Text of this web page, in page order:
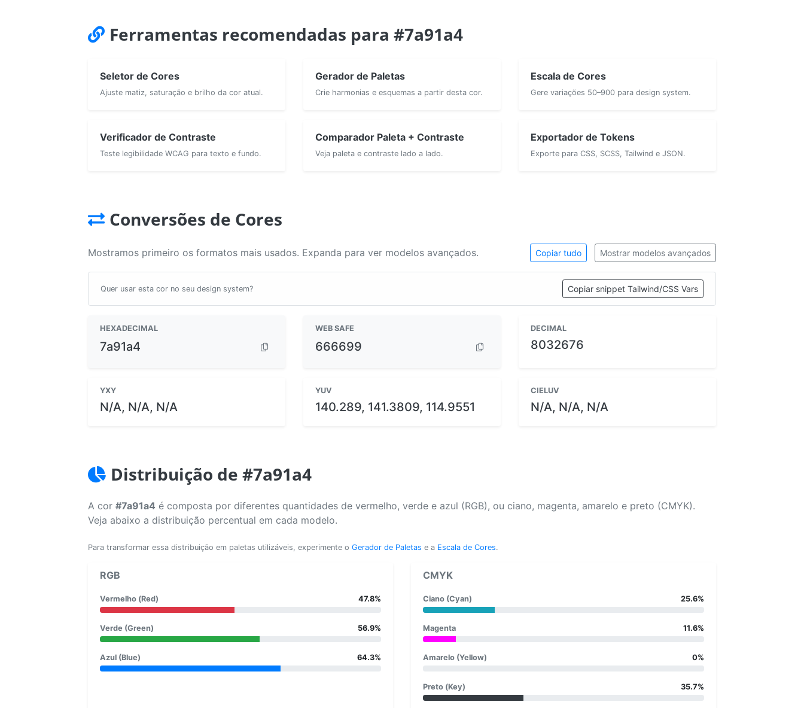
Ferramentas recomendadas para #7a91a4
Seletor de Cores
Ajuste matiz, saturação e brilho da cor atual.
Gerador de Paletas
Crie harmonias e esquemas a partir desta cor.
Escala de Cores
Gere variações 50–900 para design system.
Verificador de Contraste
Teste legibilidade WCAG para texto e fundo.
Comparador Paleta + Contraste
Veja paleta e contraste lado a lado.
Exportador de Tokens
Exporte para CSS, SCSS, Tailwind e JSON.
Conversões de Cores
Mostramos primeiro os formatos mais usados. Expanda para ver modelos avançados. Copiar tudo Mostrar modelos avançados
Quer usar esta cor no seu design system? Copiar snippet Tailwind/CSS Vars
HEXADECIMAL
7a91a4
WEB SAFE
666699
DECIMAL
8032676
YXY
N/A, N/A, N/A
YUV
140.289, 141.3809, 114.9551
CIELUV
N/A, N/A, N/A
Distribuição de #7a91a4
A cor #7a91a4 é composta por diferentes quantidades de vermelho, verde e azul (RGB), ou ciano, magenta, amarelo e preto (CMYK).
Veja abaixo a distribuição percentual em cada modelo.
Para transformar essa distribuição em paletas utilizáveis, experimente o Gerador de Paletas e a Escala de Cores.
RGB
Vermelho (Red) 47.8%
Verde (Green) 56.9%
Azul (Blue) 64.3%
CMYK
Ciano (Cyan) 25.6%
Magenta 11.6%
Amarelo (Yellow) 0%
Preto (Key) 35.7%